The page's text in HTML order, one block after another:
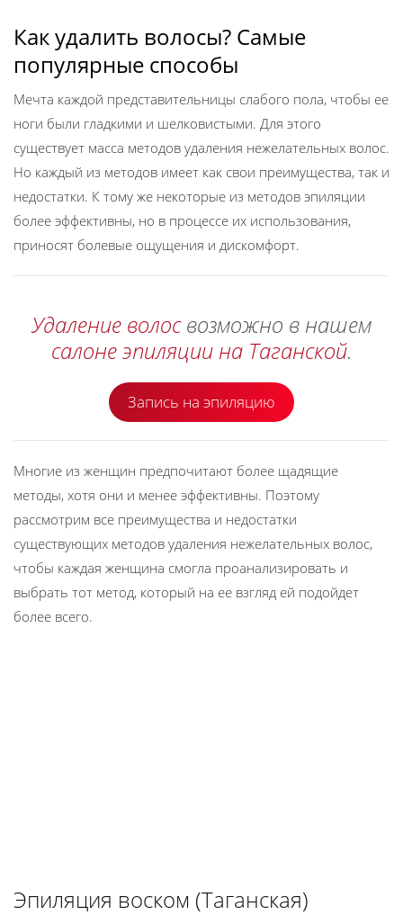
Как удалить волосы? Самые
популярные способы
Мечта каждой представительницы слабого пола, чтобы ее
ноги были гладкими и шелковистыми. Для этого
существует масса методов удаления нежелательных волос.
Но каждый из методов имеет как свои преимущества, так и
недостатки. К тому же некоторые из методов эпиляции
более эффективны, но в процессе их использования,
приносят болевые ощущения и дискомфорт.
Удаление волосвозможно в нашем
салоне эпиляции на Таганской.
Запись на эпиляцию
Многие из женщин предпочитают более щадящие
методы, хотя они и менее эффективны. Поэтому
рассмотрим все преимущества и недостатки
существующих методов удаления нежелательных волос,
чтобы каждая женщина смогла проанализировать и
выбрать тот метод, который на ее взгляд ей подойдет
более всего.
Эпиляция воском (Таганская)